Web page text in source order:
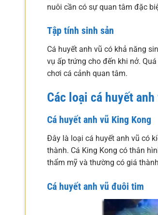
nuôi cần có sự quan tâm đặc
Tập tính sinh sản
Cá huyết anh vũ có khả năng
vụ ấp trứng cho đến khi nở.
chơi cá cảnh quan tâm.
Các loại cá huyết
Cá huyết anh vũ King Kong
Đây là loại cá huyết anh vũ có
thành. Cá King Kong có thân
thẩm mỹ và thường có giá
Cá huyết anh vũ đuôi tim